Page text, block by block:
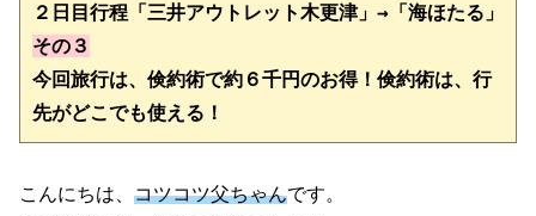
２日目 行程「三井アウトレット木更津」→「海ほたる」
その３
今回旅行は、倹約術で約６千円のお得！倹約術は、行
先がどこでも使える！
こんにちは、 コツコツ父ちゃんです。